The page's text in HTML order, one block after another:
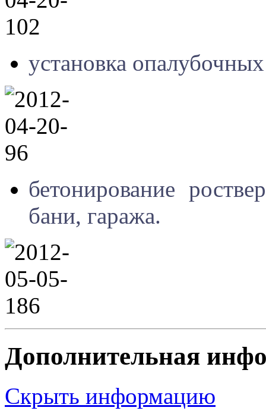
установка
бетонирование
бани, гаража.
Дополнительная
Скрыть информацию